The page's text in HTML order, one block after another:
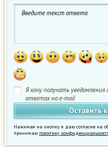
Я хочу получать уведомления
ответах на e-mail
Нажимая на кнопку я даю согласие на
принимаю политику